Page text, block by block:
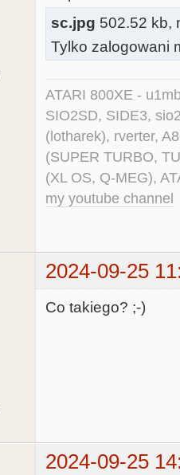
sc.jpg 502.52 kb,
Tylko zalogowani
ATARI 800XE -
SIO2SD, SIDE3,
(lotharek), rverter,
(SUPER TURBO,
(XL OS, Q-MEG),
my youtube channel
2024-09-25
Co takiego? ;-)
2024-09-25